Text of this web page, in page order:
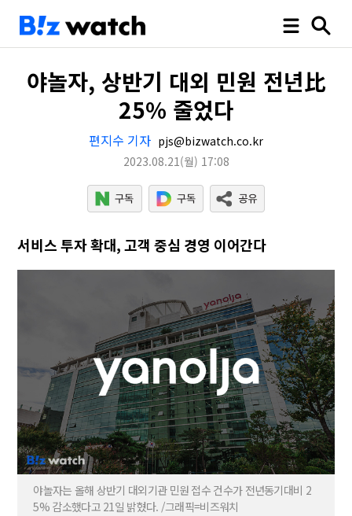
야놀자, 상반기 대외 민원 전년比
25% 줄었다
편지수 기자 pjs@bizwatch.co.kr
2023.08.21(월) 17:08
서비스 투자 확대, 고객 중심 경영 이어간다
야놀자는 올해 상반기 대외기관 민원 접수 건수가 전년동기대비 2
5% 감소했다고 21일 밝혔다. /그래픽=비즈워치